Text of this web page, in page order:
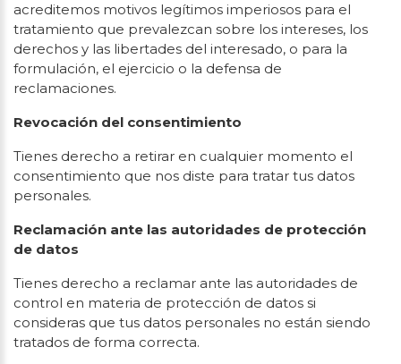
acreditemos motivos legítimos imperiosos para el
tratamiento que prevalezcan sobre los intereses, los
derechos y las libertades del interesado, o para la
formulación, el ejercicio o la defensa de
reclamaciones.
Revocación del consentimiento
Tienes derecho a retirar en cualquier momento el
consentimiento que nos diste para tratar tus datos
personales.
Reclamación ante las autoridades de protección
de datos
Tienes derecho a reclamar ante las autoridades de
control en materia de protección de datos si
consideras que tus datos personales no están siendo
tratados de forma correcta.